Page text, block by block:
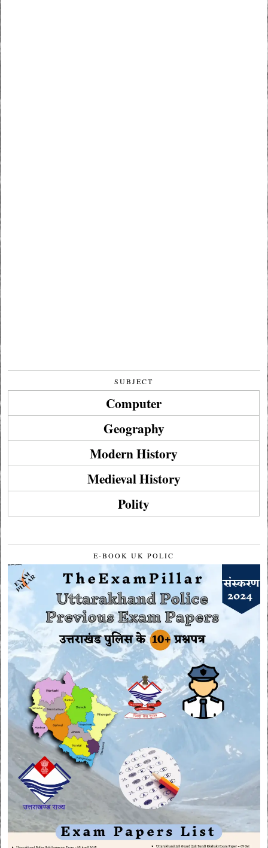
SUBJECT
Computer
Geography
Modern History
Medieval History
Polity
E-BOOK UK POLIC